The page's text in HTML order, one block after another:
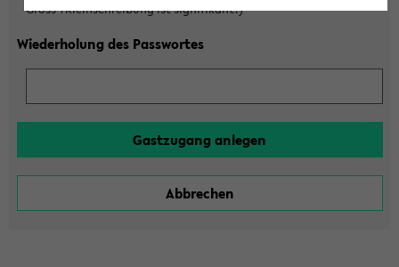
Gross-/Kleinschreibung ist signifikant!)
Wiederholung des Passwortes